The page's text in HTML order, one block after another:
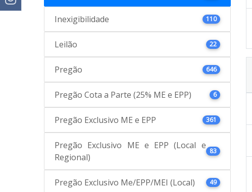
Inexigibilidade 110
Leilão 22
Pregão 646
Pregão Cota a Parte (25% ME e EPP) 6
Pregão Exclusivo ME e EPP 361
Pregão Exclusivo ME e EPP (Local e
Regional)
83
Pregão Exclusivo Me/EPP/MEI (Local) 49